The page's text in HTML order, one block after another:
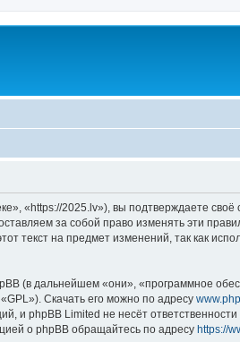
«https://2025.lv»), вы подтверждаете
за собой право изменять эти
текст на предмет изменений, так как
(в дальнейшем «они», «программное
Скачать его можно по адресу
и phpBB Limited не несёт
о phpBB обращайтесь по адресу https://